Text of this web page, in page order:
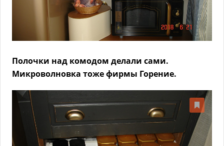
Полочки над комодом делали сами.
Микроволновка тоже фирмы Горение.